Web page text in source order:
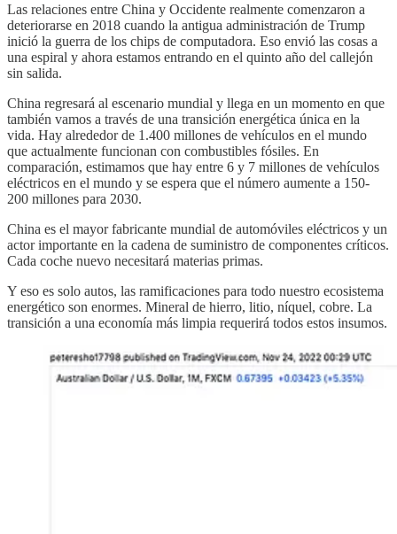
Las relaciones entre China y Occidente realmente comenzaron a
deteriorarse en 2018 cuando la antigua administración de Trump
inició la guerra de los chips de computadora. Eso envió las cosas a
una espiral y ahora estamos entrando en el quinto año del callejón
sin salida.
China regresará al escenario mundial y llega en un momento en que
también vamos a través de una transición energética única en la
vida. Hay alrededor de 1.400 millones de vehículos en el mundo
que actualmente funcionan con combustibles fósiles. En
comparación, estimamos que hay entre 6 y 7 millones de vehículos
eléctricos en el mundo y se espera que el número aumente a 150-
200 millones para 2030.
China es el mayor fabricante mundial de automóviles eléctricos y un
actor importante en la cadena de suministro de componentes críticos.
Cada coche nuevo necesitará materias primas.
Y eso es solo autos, las ramificaciones para todo nuestro ecosistema
energético son enormes. Mineral de hierro, litio, níquel, cobre. La
transición a una economía más limpia requerirá todos estos insumos.